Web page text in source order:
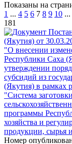
Показаны на
1 ... 4 5 6 7 8 9 10 ...
181
(Якутия) от
"О внесении
Республики Саха
утверждении
субсидий из
(Якутия) в рамках
"Система
программы
хозяйства и
продукции, сырья
Номер